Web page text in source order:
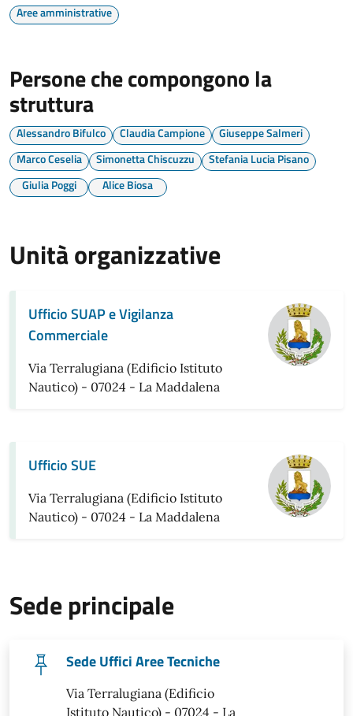
Aree amministrative
Persone che compongono la
struttura
Alessandro Bifulco Claudia Campione
Giuseppe Salmeri
Marco Ceselia
Simonetta Chiscuzzu
Stefania Lucia Pisano
Giulia Poggi
Alice Biosa
Unità organizzative
Ufficio SUAP e Vigilanza
Commerciale
Via Terralugiana (Edificio Istituto
Nautico) - 07024 - La Maddalena
Ufficio SUE
Via Terralugiana (Edificio Istituto
Nautico) - 07024 - La Maddalena
Sede principale
Sede Uffici Aree Tecniche
Via Terralugiana (Edificio
Istituto Nautico) - 07024 - La